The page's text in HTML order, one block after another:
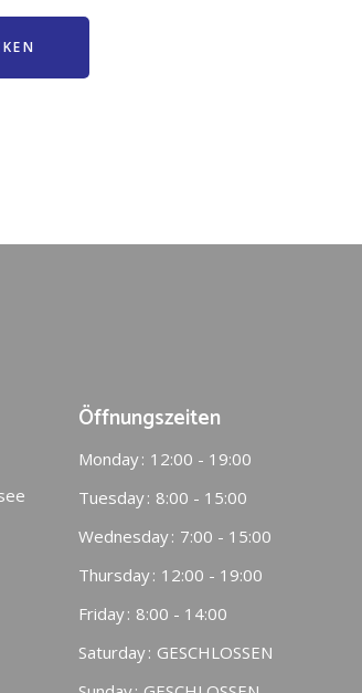
Öffnungszeiten
Monday 12:00 - 19:00
Tuesday 8:00 - 15:00
Wednesday 7:00 - 15:00
Thursday 12:00 - 19:00
Friday 8:00 - 14:00
Saturday GESCHLOSSEN